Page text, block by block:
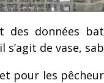
des données
de vase,
pour les